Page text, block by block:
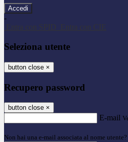
-
Entra con SPID
Entra con CIE
Seleziona utente
button close ×
Recupero password
button close ×
E-mail
Non hai una e-mail associata al nome